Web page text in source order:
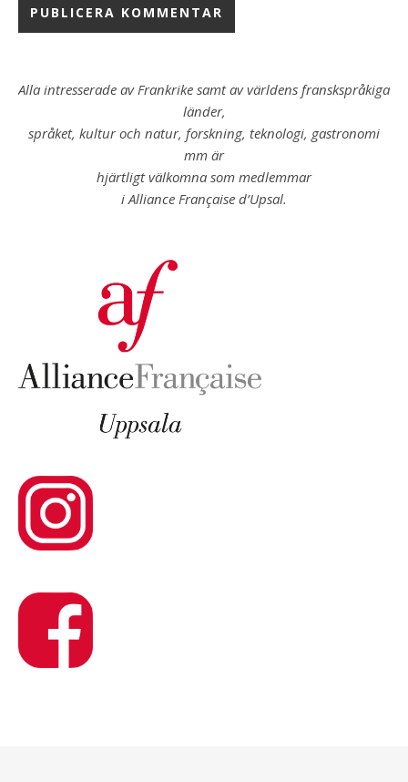
Alla intresserade av Frankrike samt av världens franskspråkiga
länder,
språket, kultur och natur, forskning, teknologi, gastronomi
mm är
hjärtligt välkomna som medlemmar
i Alliance Française d’Upsal.